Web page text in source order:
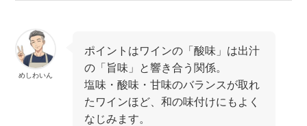
めしわいん
ポイントはワインの「酸味」は出汁
の「旨味」と響き合う関係。
塩味・酸味・甘味のバランスが取れ
たワインほど、和の味付けにもよく
なじみます。